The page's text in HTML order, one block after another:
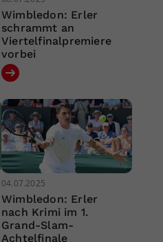
Wimbledon: Erler
schrammt an
Viertelfinalpremiere
vorbei
04.07.2025
Wimbledon: Erler
nach Krimi im 1.
Grand-Slam-
Achtelfinale